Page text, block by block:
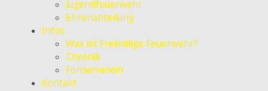
Jugendfeuerwehr
Ehrenabteilung
Infos
Was ist Freiwillige Feuerwehr?
Chronik
Förderverein
Kontakt